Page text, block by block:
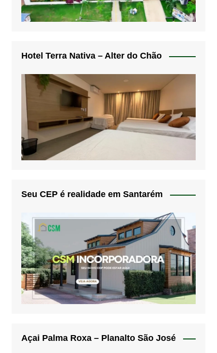
Hotel Terra Nativa – Alter do Chão
Seu CEP é realidade em Santarém
Açai Palma Roxa – Planalto São José